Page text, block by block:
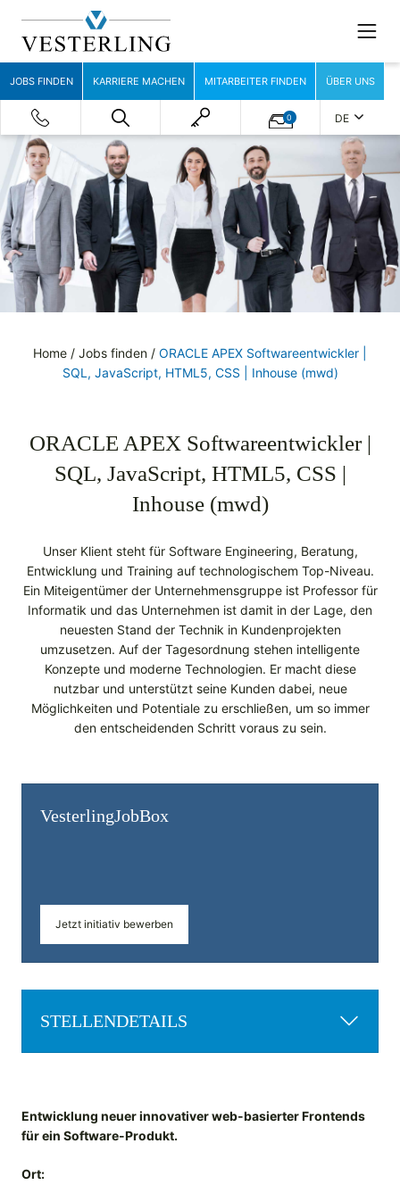
JOBS FINDEN KARRIERE MACHEN MITARBEITER FINDEN ÜBER UNS
0 DE
Home / Jobs finden / ORACLE APEX Softwareentwickler |
SQL, JavaScript, HTML5, CSS | Inhouse (mwd)
ORACLE APEX Softwareentwickler |
SQL, JavaScript, HTML5, CSS |
Inhouse (mwd)
Unser Klient steht für Software Engineering, Beratung,
Entwicklung und Training auf technologischem Top-Niveau.
Ein Miteigentümer der Unternehmensgruppe ist Professor für
Informatik und das Unternehmen ist damit in der Lage, den
neuesten Stand der Technik in Kundenprojekten
umzusetzen. Auf der Tagesordnung stehen intelligente
Konzepte und moderne Technologien. Er macht diese
nutzbar und unterstützt seine Kunden dabei, neue
Möglichkeiten und Potentiale zu erschließen, um so immer
den entscheidenden Schritt voraus zu sein.
Vesterling­JobBox
Jetzt initiativ bewerben
STELLENDETAILS
Entwicklung neuer innovativer web-basierter Frontends
für ein Software-Produkt.
Ort: